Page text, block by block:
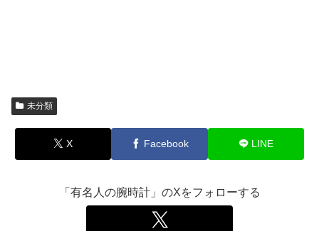
未分類
X Facebook LINE
「有名人の腕時計」のXをフォローする